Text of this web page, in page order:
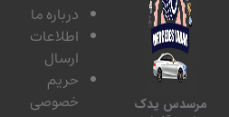
یدک
درباره ما
اطلاعات
ارسال
حریم
خصوصی